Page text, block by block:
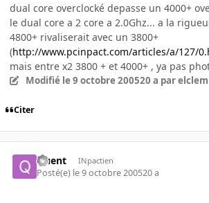
dual core overclocké depasse un 4000+
le dual core a 2 core a 2.0Ghz... a la
4800+ rivaliserait avec un 3800+
(http://www.pcinpact.com/articles/a/127/
mais entre x2 3800 + et 4000+ , ya pas
Modifié le 9 octobre 200520 a par elclem
Citer
Quent INpactien
Posté(e) le 9 octobre 200520 a